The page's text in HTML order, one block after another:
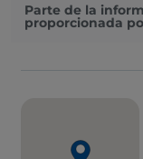
Parte de la
proporcionada